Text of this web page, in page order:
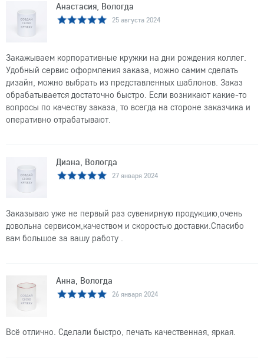
Анастасия, Вологда
25 августа 2024
Закажываем корпоративные кружки на дни рождения коллег.
Удобный сервис оформления заказа, можно самим сделать
дизайн, можно выбрать из представленных шаблонов. Заказ
обрабатывается достаточно быстро. Если возникают какие-то
вопросы по качеству заказа, то всегда на стороне заказчика и
оперативно отрабатывают.
Диана, Вологда
27 января 2024
Заказываю уже не первый раз сувенирную продукцию,очень
довольна сервисом,качеством и скоростью доставки.Спасибо
вам большое за вашу работу .
Анна, Вологда
26 января 2024
Всё отлично. Сделали быстро, печать качественная, яркая.